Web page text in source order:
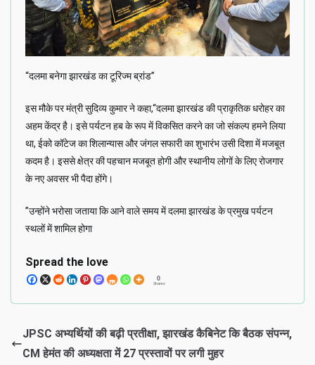
“दलमा बनेगा झारखंड का टूरिज्म ब्रांड”
इस मौके पर मंत्री सुदिव्य कुमार ने कहा,“दलमा झारखंड की प्राकृतिक धरोहर का
अहम केंद्र है। इसे पर्यटन हब के रूप में विकसित करने का जो संकल्प हमने लिया
था, ईको कॉटेज का शिलान्यास और जंगल सफारी का शुभारंभ उसी दिशा में मजबूत
कदम है। इससे क्षेत्र की पहचान मजबूत होगी और स्थानीय लोगों के लिए रोजगार
के नए अवसर भी पैदा होंगे।
”उन्होंने भरोसा जताया कि आने वाले समय में दलमा झारखंड के प्रमुख पर्यटन
स्थलों में शामिल होगा
Spread the love
0
Shares
JPSC अभ्यर्थियों की बढ़ी प्रतीक्षा, झारखंड कैबिनेट कि बैठक संपन्न,
CM हेमंत की अध्यक्षता में 27 प्रस्तावों पर लगी मुहर